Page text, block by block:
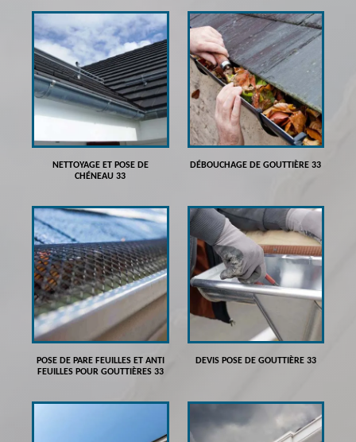
NETTOYAGE ET POSE DE
CHÉNEAU 33
DÉBOUCHAGE DE GOUTTIÈRE 33
POSE DE PARE FEUILLES ET ANTI
FEUILLES POUR GOUTTIÈRES 33
DEVIS POSE DE GOUTTIÈRE 33